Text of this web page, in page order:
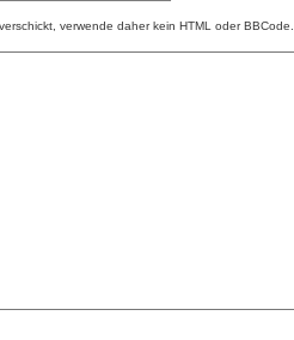
verwende daher kein HTML oder